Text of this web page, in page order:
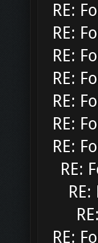
RE:
RE:
RE:
RE:
RE:
RE:
RE:
RE:
RE: